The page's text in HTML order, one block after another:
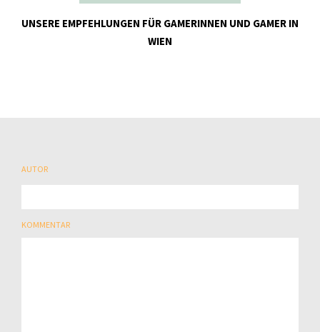
UNSERE EMPFEHLUNGEN FÜR GAMERINNEN UND GAMER IN
WIEN
AUTOR
KOMMENTAR